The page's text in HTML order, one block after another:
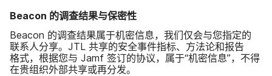
Beacon 的​调查​结果​与​保密性
Beacon 的​调查​结果​属于​机密​信息，​我们​仅会​与​您​指定​的​
联系​人​分享。 JTL 共享​的​安全​事件​指标、​方法论​和​报告​
格式，​根据​您​与 Jamf 签订​的​协议，​属于​“机密​信息”，​不​得​
在​贵​组织​外部​共享​或​再​分发。